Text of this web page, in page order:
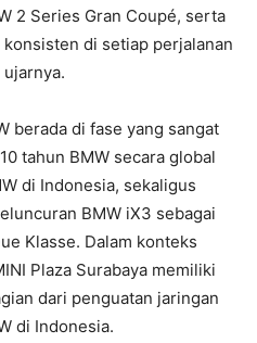
2 Series Gran Coupé, serta
di setiap perjalanan
berada di fase yang sangat
tahun BMW secara global
di Indonesia, sekaligus
BMW iX3 sebagai
Klasse. Dalam konteks
Plaza Surabaya memiliki
dari penguatan jaringan
di Indonesia.